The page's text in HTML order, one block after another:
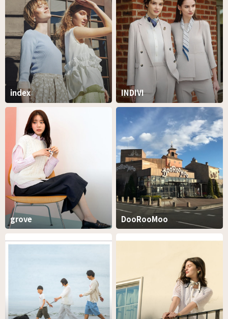
index INDIVI
grove DooRooMoo